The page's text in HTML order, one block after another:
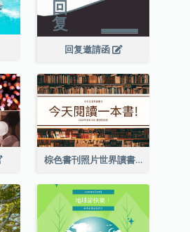
回复邀請函
棕色書刊照片世界讀書日明信片